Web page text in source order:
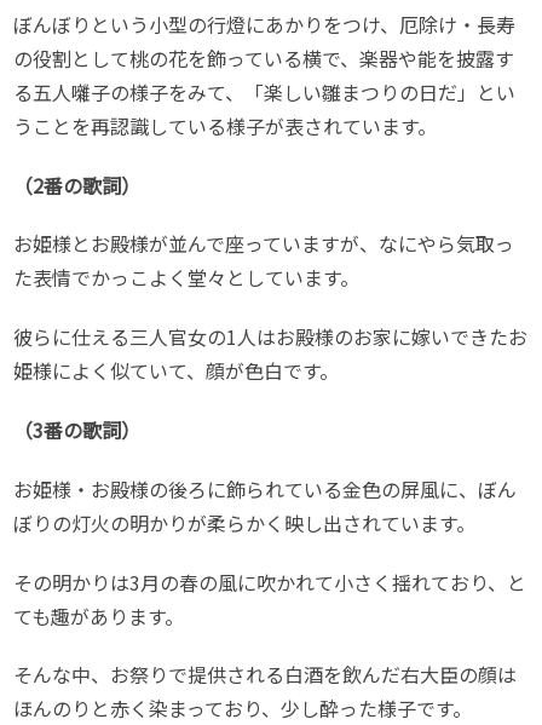
ぼんぼりという小型の行燈にあかりをつけ、厄除け・長寿
の役割として桃の花を飾っている横で、楽器や能を披露す
る五人囃子の様子をみて、「楽しい雛まつりの日だ」とい
うことを再認識している様子が表されています。
（2番の歌詞）
お姫様とお殿様が並んで座っていますが、なにやら気取っ
た表情でかっこよく堂々としています。
彼らに仕える三人官女の1人はお殿様のお家に嫁いできたお
姫様によく似ていて、顔が色白です。
（3番の歌詞）
お姫様・お殿様の後ろに飾られている金色の屏風に、ぼん
ぼりの灯火の明かりが柔らかく映し出されています。
その明かりは3月の春の風に吹かれて小さく揺れており、と
ても趣があります。
そんな中、お祭りで提供される白酒を飲んだ右大臣の顔は
ほんのりと赤く染まっており、少し酔った様子です。